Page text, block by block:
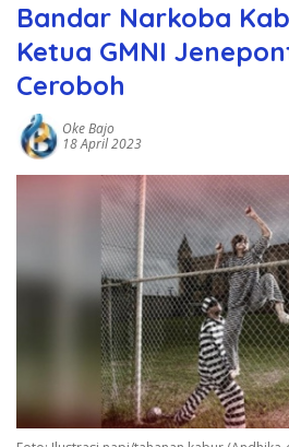
Bandar Narkoba
Ketua GMNI
Ceroboh
Oke Bajo
18 April 2023